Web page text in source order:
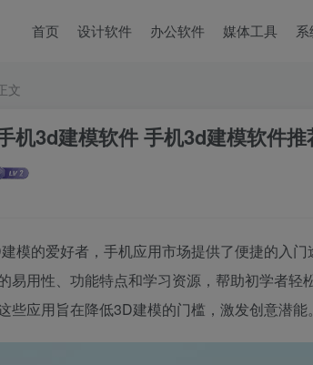
首页 设计软件 办公软件 媒体工具
文
机3d建模软件 手机3d建模软件推
模的爱好者，手机应用市场提供了便捷的入
易用性、功能特点和学习资源，帮助初学者
些应用旨在降低3D建模的门槛，激发创意潜能。